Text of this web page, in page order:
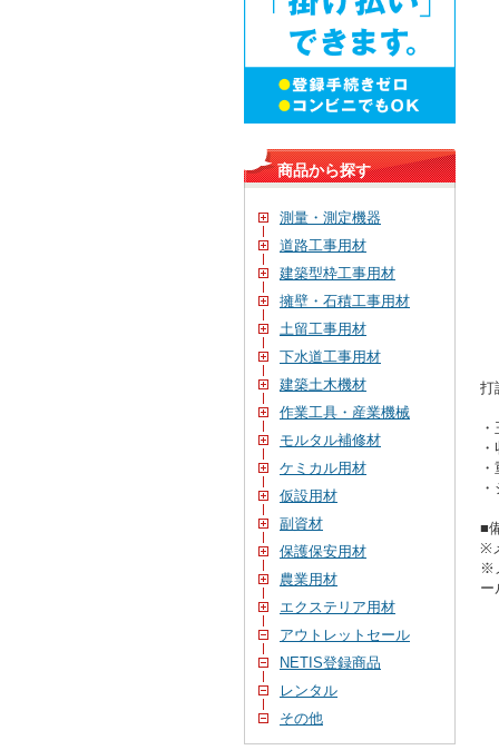
商品から探す
測量・測定機器
道路工事用材
建築型枠工事用材
擁壁・石積工事用材
土留工事用材
下水道工事用材
建築土木機材
作業工具・産業機械
モルタル補修材
ケミカル用材
仮設用材
副資材
保護保安用材
農業用材
エクステリア用材
アウトレットセール
NETIS登録商品
レンタル
その他
打
■
※
※
ー